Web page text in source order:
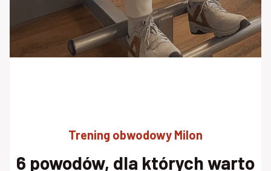
Trening obwodowy Milon
6 powodów, dla których warto